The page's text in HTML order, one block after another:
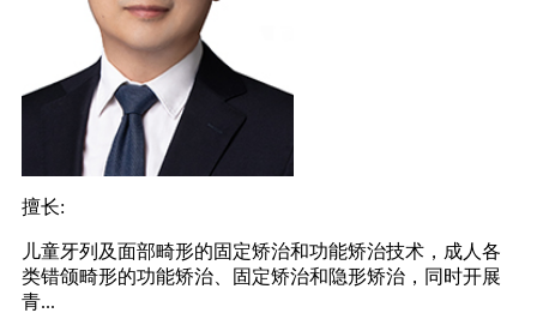
擅长:
儿童牙列及面部畸形的固定矫治和功能矫治技术，成人各
类错颌畸形的功能矫治、固定矫治和隐形矫治，同时开展
青...